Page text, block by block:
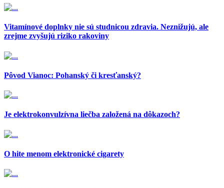
Vitamínové doplnky nie sú studnicou zdravia. Neznižujú, ale
zrejme zvyšujú riziko rakoviny
Pôvod Vianoc: Pohanský či kresťanský?
Je elektrokonvulzívna liečba založená na dôkazoch?
O hite menom elektronické cigarety